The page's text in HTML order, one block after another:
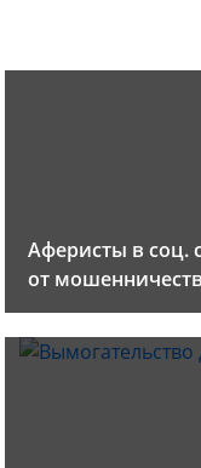
Аферисты в соц.
от